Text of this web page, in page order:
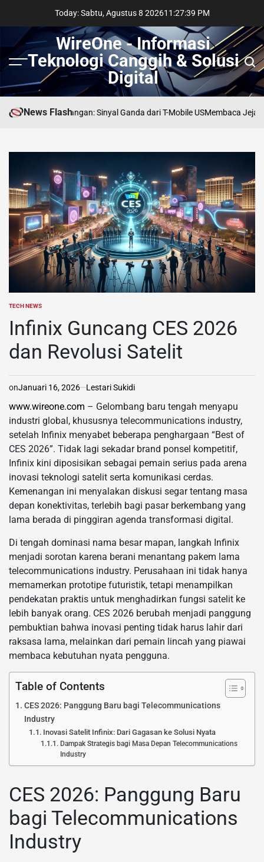
content
Today: Sabtu, Agustus 8 202611 :27:40 PM
Menu
WireOne - Informasi
Teknologi Canggih & Solusi
Digital
News Flash
di Persimpangan: Sinyal Ganda dari T-Mobile USMembaca Jejak AI
POSTED
TECH NEWS
Infinix Guncang CES 2026
dan Revolusi Satelit
onJanuari 16, 2026 Lestari Sukidi
www.wireone.com – Gelombang baru tengah menyapu
industri global, khususnya telecommunications industry,
setelah Infinix menyabet beberapa penghargaan “Best of
CES 2026”. Tidak lagi sekadar brand ponsel kompetitif,
Infinix kini diposisikan sebagai pemain serius pada arena
inovasi teknologi satelit serta komunikasi cerdas.
Kemenangan ini menyalakan diskusi segar tentang masa
depan konektivitas, terlebih bagi pasar berkembang yang
lama berada di pinggiran agenda transformasi digital.
Di tengah dominasi nama besar mapan, langkah Infinix
menjadi sorotan karena berani menantang pakem lama
telecommunications industry. Perusahaan ini tidak hanya
memamerkan prototipe futuristik, tetapi menampilkan
pendekatan praktis untuk menghadirkan fungsi satelit ke
lebih banyak orang. CES 2026 berubah menjadi panggung
pembuktian bahwa inovasi penting tidak harus lahir dari
raksasa lama, melainkan dari pemain lincah yang piawai
membaca kebutuhan nyata pengguna.
Table of Contents
CES 2026: Panggung Baru bagi Telecommunications
Industry
Inovasi Satelit Infinix: Dari Gagasan ke Solusi Nyata
Dampak Strategis bagi Masa Depan Telecommunications
Industry
CES 2026: Panggung Baru
bagi Telecommunications
Industry